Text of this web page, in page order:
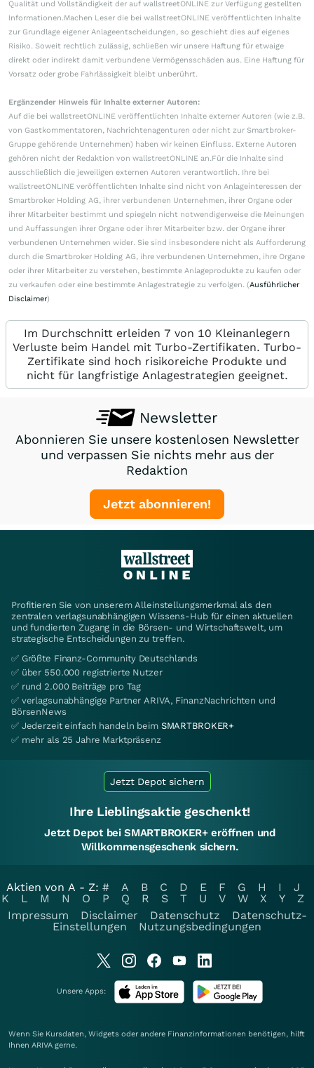
Qualität und Vollständigkeit der auf wallstreetONLINE zur Verfügung gestellten
Informationen.Machen Leser die bei wallstreetONLINE veröffentlichten Inhalte
zur Grundlage eigener Anlageentscheidungen, so geschieht dies auf eigenes
Risiko. Soweit rechtlich zulässig, schließen wir unsere Haftung für etwaige
direkt oder indirekt damit verbundene Vermögensschäden aus. Eine Haftung für
Vorsatz oder grobe Fahrlässigkeit bleibt unberührt.
Ergänzender Hinweis für Inhalte externer Autoren:
Auf die bei wallstreetONLINE veröffentlichten Inhalte externer Autoren (wie z.B.
von Gastkommentatoren, Nachrichtenagenturen oder nicht zur Smartbroker-
Gruppe gehörende Unternehmen) haben wir keinen Einfluss. Externe Autoren
gehören nicht der Redaktion von wallstreetONLINE an.Für die Inhalte sind
ausschließlich die jeweiligen externen Autoren verantwortlich. Ihre bei
wallstreetONLINE veröffentlichten Inhalte sind nicht von Anlageinteressen der
Smartbroker Holding AG, ihrer verbundenen Unternehmen, ihrer Organe oder
ihrer Mitarbeiter bestimmt und spiegeln nicht notwendigerweise die Meinungen
und Auffassungen ihrer Organe oder ihrer Mitarbeiter bzw. der Organe ihrer
verbundenen Unternehmen wider. Sie sind insbesondere nicht als Aufforderung
durch die Smartbroker Holding AG, ihre verbundenen Unternehmen, ihre Organe
oder ihrer Mitarbeiter zu verstehen, bestimmte Anlageprodukte zu kaufen oder
zu verkaufen oder eine bestimmte Anlagestrategie zu verfolgen. (Ausführlicher
Disclaimer)
Im Durchschnitt erleiden 7 von 10 Kleinanlegern
Verluste beim Handel mit Turbo-Zertifikaten. Turbo-
Zertifikate sind hoch risikoreiche Produkte und
nicht für langfristige Anlagestrategien geeignet.
Newsletter
Abonnieren Sie unsere kostenlosen Newsletter
und verpassen Sie nichts mehr aus der
Redaktion
Jetzt abonnieren!
Profitieren Sie von unserem Alleinstellungsmerkmal als den
zentralen verlagsunabhängigen Wissens-Hub für einen aktuellen
und fundierten Zugang in die Börsen- und Wirtschaftswelt, um
strategische Entscheidungen zu treffen.
✅ Größte Finanz-Community Deutschlands
✅ über 550.000 registrierte Nutzer
✅ rund 2.000 Beiträge pro Tag
✅ verlagsunabhängige Partner ARIVA, FinanzNachrichten und
BörsenNews
✅ Jederzeit einfach handeln beim SMARTBROKER+
✅ mehr als 25 Jahre Marktpräsenz
Jetzt Depot sichern
Ihre Lieblingsaktie geschenkt!
Jetzt Depot bei SMARTBROKER+ eröffnen und
Willkommensgeschenk sichern.
Aktien von A - Z: # A B C D E F G H I
J
K
L M N O P Q R S T U V W X Y
Z
Impressum
Disclaimer Datenschutz
Datenschutz-
Einstellungen
Nutzungsbedingungen
Unsere Apps:
Wenn Sie Kursdaten, Widgets oder andere Finanzinformationen benötigen, hilft
Ihnen ARIVA gerne.